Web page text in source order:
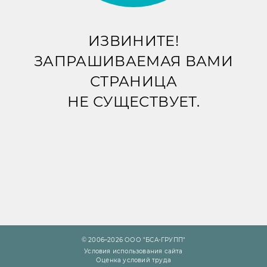
ИЗВИНИТЕ!
ЗАПРАШИВАЕМАЯ ВАМИ
СТРАНИЦА
НЕ СУЩЕСТВУЕТ.
© 2006–2026 ООО "БСА-ГРУПП"
Условия использования сайта
Оценка условий труда